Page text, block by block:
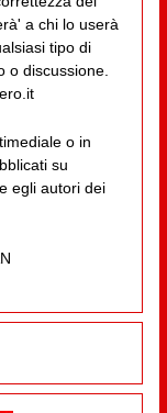
a chi lo userà
tipo di
o discussione.
o in
su
egli autori dei